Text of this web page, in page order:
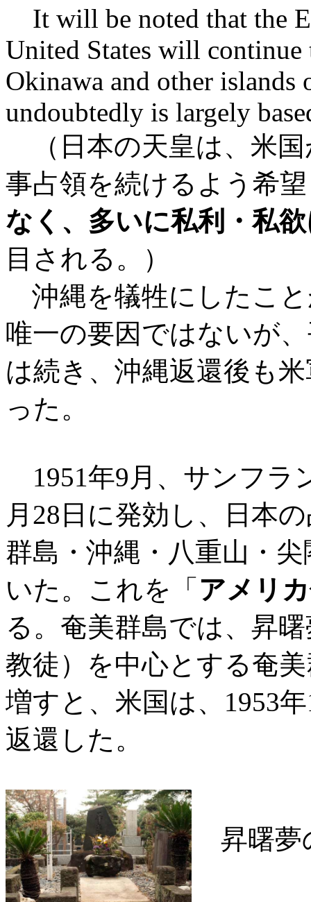
It will be noted that the
United States will
Okinawa and other islands
undoubtedly is largely
（日本の天皇は、米国
事占領を続けるよう希
なく、多いに私利・私
目される。）
沖縄を犠牲にしたこ
唯一の要因ではないが
は続き、沖縄返還後も
った。
1951年9月、サンフラ
月28日に発効し、日本
群島・沖縄・八重山・
いた。これを「 アメリ
る。奄美群島では、昇
教徒）を中心とする奄
増すと、米国は、1953
返還した。
昇曙夢